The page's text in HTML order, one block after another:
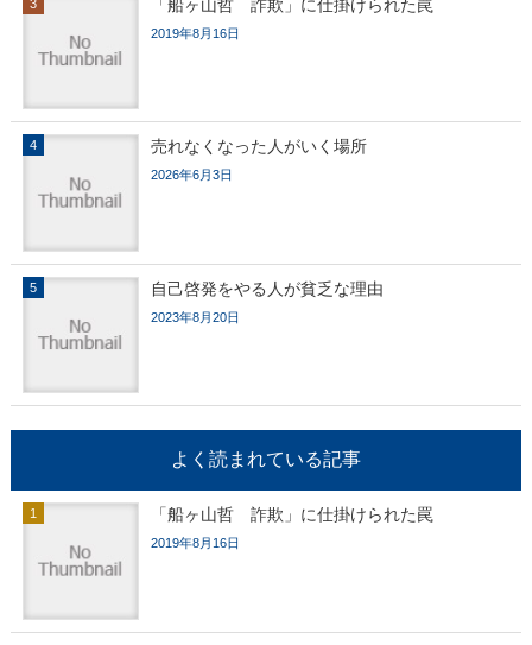
「船ヶ山哲 詐欺」に仕掛けられた罠
2019年8月16日
売れなくなった人がいく場所
2026年6月3日
自己啓発をやる人が貧乏な理由
2023年8月20日
よく読まれている記事
「船ヶ山哲 詐欺」に仕掛けられた罠
2019年8月16日